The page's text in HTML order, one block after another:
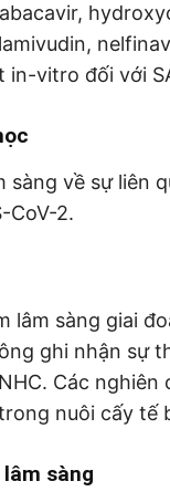
vitro đối với
sàng về sự liên
CoV-2.
lâm sàng giai
ghi nhận sự
Các
nuôi cấy
sàng